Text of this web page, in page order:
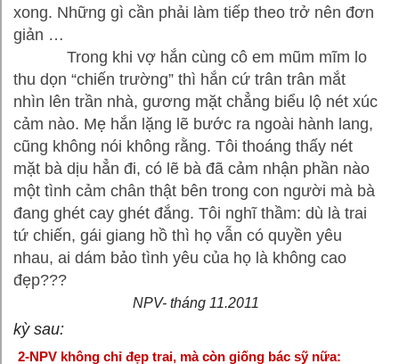
xong. Những gì cần phải làm tiếp theo trở nên đơn
giản …
Trong khi vợ hắn cùng cô em mũm mĩm lo
thu dọn “chiến trường” thì hắn cứ trân trân mắt
nhìn lên trần nhà, gương mặt chẳng biểu lộ nét xúc
cảm nào. Mẹ hắn lặng lẽ bước ra ngoài hành lang,
cũng không nói không rằng. Tôi thoáng thấy nét
mặt bà dịu hẳn đi, có lẽ bà đã cảm nhận phần nào
một tình cảm chân thật bên trong con người mà bà
đang ghét cay ghét đắng. Tôi nghĩ thầm: dù là trai
tứ chiến, gái giang hồ thì họ vẫn có quyền yêu
nhau, ai dám bảo tình yêu của họ là không cao
đẹp???
NPV- tháng 11.2011
kỳ sau:
2-NPV không chỉ đẹp trai, mà còn giống bác sỹ nữa: